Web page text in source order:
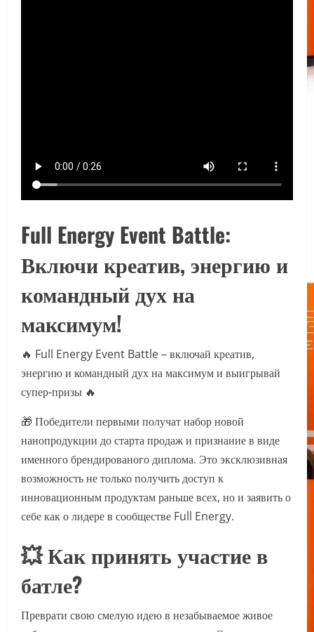
Full Energy Event Battle:
Включи креатив, энергию и
командный дух на
максимум!
🔥 Full Energy Event Battle – включай креатив,
энергию и командный дух на максимум и выигрывай
супер-призы 🔥
🎁 Победители первыми получат набор новой
нанопродукции до старта продаж и признание в виде
именного брендированого диплома. Это эксклюзивная
возможность не только получить доступ к
инновационным продуктам раньше всех, но и заявить о
себе как о лидере в сообществе Full Energy.
💥 Как принять участие в
батле?
Преврати свою смелую идею в незабываемое живое